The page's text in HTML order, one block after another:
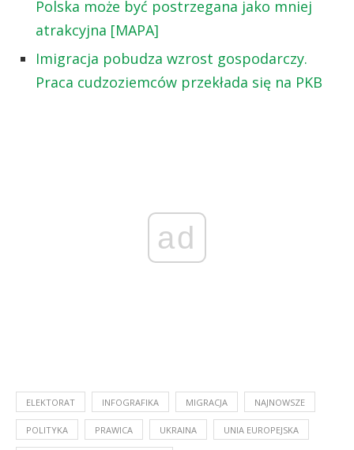
Polska może być postrzegana jako mniej
atrakcyjna [MAPA]
Imigracja pobudza wzrost gospodarczy.
Praca cudzoziemców przekłada się na PKB
ad
ELEKTORAT INFOGRAFIKA MIGRACJA NAJNOWSZE
POLITYKA PRAWICA UKRAINA UNIA EUROPEJSKA